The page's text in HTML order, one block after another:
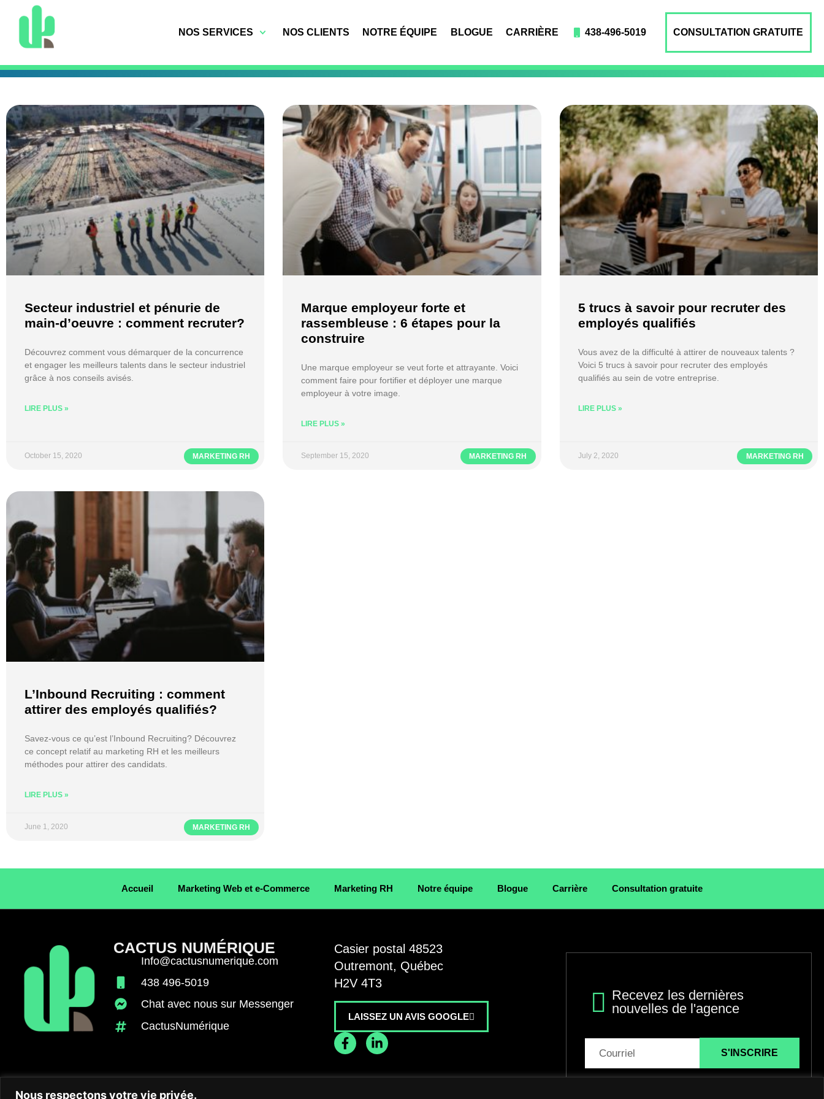
Nous respectons votre vie privée.
NOS SERVICES NOS CLIENTS NOTRE ÉQUIPE BLOGUE CARRIÈRE 438-496-5019 CONSULTATION GRATUITE
MARKETING RH
Secteur industriel et pénurie de
main-d’oeuvre : comment recruter?
Découvrez comment vous démarquer de la concurrence
et engager les meilleurs talents dans le secteur industriel
grâce à nos conseils avisés.
LIRE PLUS »
October 15, 2020 MARKETING RH
Marque employeur forte et
rassembleuse : 6 étapes pour la
construire
Une marque employeur se veut forte et attrayante. Voici
comment faire pour fortifier et déployer une marque
employeur à votre image.
LIRE PLUS »
September 15, 2020 MARKETING RH
5 trucs à savoir pour recruter des
employés qualifiés
Vous avez de la difficulté à attirer de nouveaux talents ?
Voici 5 trucs à savoir pour recruter des employés
qualifiés au sein de votre entreprise.
LIRE PLUS »
July 2, 2020
MARKETING RH
L’Inbound Recruiting : comment
attirer des employés qualifiés?
Savez-vous ce qu’est l’Inbound Recruiting? Découvrez
ce concept relatif au marketing RH et les meilleurs
méthodes pour attirer des candidats.
LIRE PLUS »
June 1, 2020
Accueil Marketing Web et e-Commerce Marketing RH Notre équipe Blogue Carrière Consultation gratuite
CACTUS NUMÉRIQUE
Info@cactusnumerique.com
438 496-5019
Chat avec nous sur Messenger
CactusNumérique
Casier postal 48523
Outremont, Québec
H2V 4T3
LAISSEZ UN AVIS GOOGLE
Recevez les dernières
nouvelles de l'agence
S'INSCRIRE